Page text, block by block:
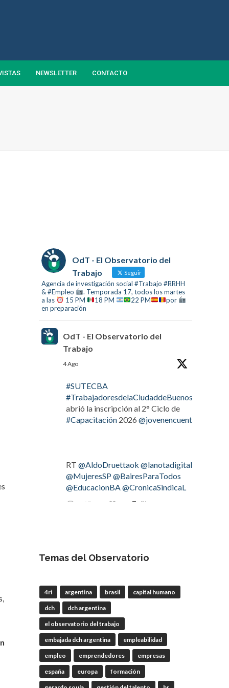
NEWSLETTER CONTACTO
OdT - El Observatorio del
Trabajo
Seguir
Agencia de investigación social #Trabajo #RRHH
& #Empleo
. Temporada 17, todos los martes
a las
15 PM 18 PM 22 PM
por
en preparación
OdT - El Observatorio del
Trabajo
4 Ago
#SUTECBA
#TrabajadoresdelaCiudaddeBuenosAires
abrió la inscripción al 2° Ciclo de
#Capacitación 2026 @jovenencuentro
RT @AldoDruettaok @lanotadigital
@MujeresSP@BairesParaTodos
@EducacionBA@CronicaSindicaL
Twitter
#LaBancariarechazó la reforma de
la Carta Orgánica del#BCRA
RT@lanotadigital@La_Bancaria
@AldoDruettaok
@misionesptodos@uf_oficial
@SergioOPalazzo
Temas del Observatorio
4ri argentina brasil capital humano
dch dch argentina
el observatorio del trabajo
embajada dch argentina empleabilidad
empleo emprendedores empresas
españa europa formación